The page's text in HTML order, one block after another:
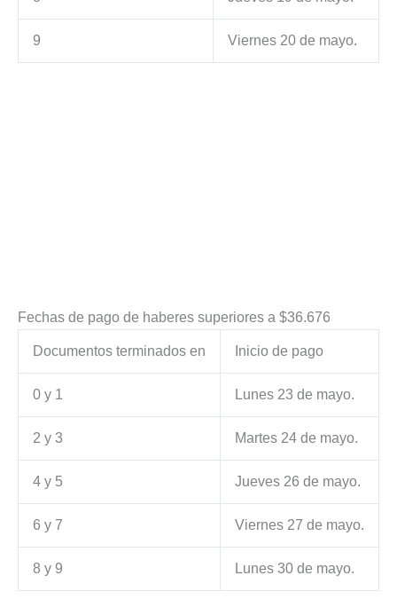
9 Viernes 20 de mayo.
Fechas de pago de haberes superiores a $36.676
Documentos terminados en Inicio de pago
0 y 1 Lunes 23 de mayo.
2 y 3 Martes 24 de mayo.
4 y 5 Jueves 26 de mayo.
6 y 7 Viernes 27 de mayo.
8 y 9 Lunes 30 de mayo.